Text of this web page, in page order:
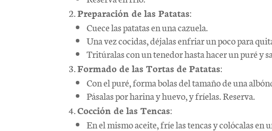
Preparación de las Patatas:
Cuece las patatas en una cazuela.
Una vez cocidas, déjalas enfriar un poco para
Tritúralas con un tenedor hasta hacer un puré y
Formado de las Tortas de Patatas:
Con el puré, forma bolas del tamaño de una
Pásalas por harina y huevo, y fríelas. Reserva.
Cocción de las Tencas:
En el mismo aceite, fríe las tencas y colócalas en